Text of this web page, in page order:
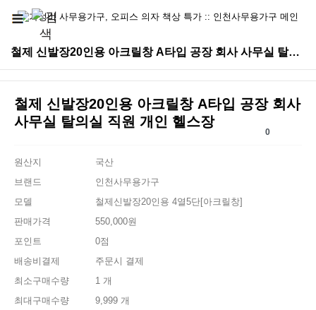
철제 신발장20인용 아크릴창 A타입 공장 회사 사무실 탈의실 직원 개인 헬스장 > 철제신발장
철제 신발장20인용 아크릴창 A타입 공장 회사
사무실 탈의실 직원 개인 헬스장
0
원산지
국산
브랜드
인천사무용가구
모델
철제신발장20인용 4열5단[아크릴창]
판매가격
550,000원
포인트
0점
배송비결제
주문시 결제
최소구매수량
1 개
최대구매수량
9,999 개